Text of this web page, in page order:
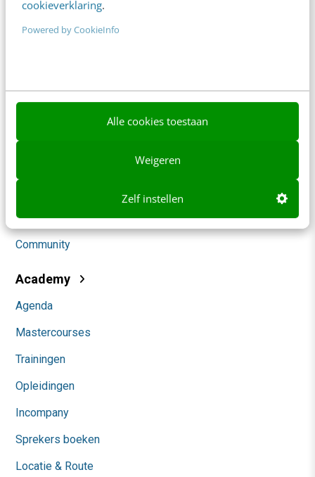
cookieverklaring.
Powered by CookieInfo
Alle cookies toestaan
Weigeren
Zelf instellen
Klantcontact & CX
Themanieuwsbrieven
Community
Academy
Agenda
Mastercourses
Trainingen
Opleidingen
Incompany
Sprekers boeken
Locatie & Route